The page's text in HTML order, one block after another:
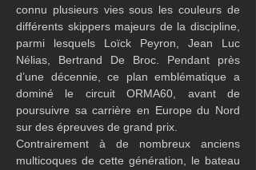
connu plusieurs vies sous les couleurs de
différents skippers majeurs de la discipline,
parmi lesquels Loïck Peyron, Jean Luc
Nélias, Bertrand De Broc. Pendant près
d’une décennie, ce plan emblématique a
dominé le circuit ORMA60, avant de
poursuivre sa carrière en Europe du Nord
sur des épreuves de grand prix.
Contrairement à de nombreux anciens
multicoques de cette génération, le bateau